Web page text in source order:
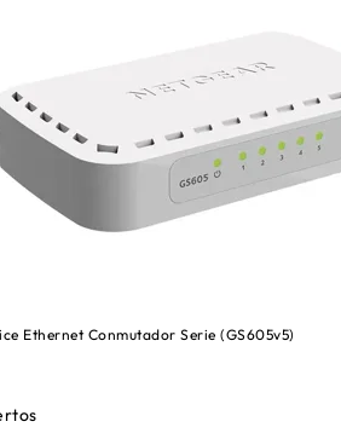
Ethernet Conmutador Serie (GS605v5)